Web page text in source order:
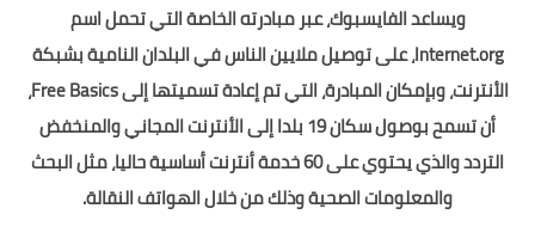
ويساعد الفايسبوك، عبر مبادرته الخاصة التي تحمل اسم
Internet.org، على توصيل ملايين الناس في البلدان النامية بشبكة
الأنترنت، وبإمكان المبادرة، التي تم إعادة تسميتها إلى Free Basics،
أن تسمح بوصول سكان 19 بلدا إلى الأنترنت المجاني والمنخفض
التردد والذي يحتوي على 60 خدمة أنترنت أساسية حاليا، مثل البحث
والمعلومات الصحية وذلك من خلال الهواتف النقالة.